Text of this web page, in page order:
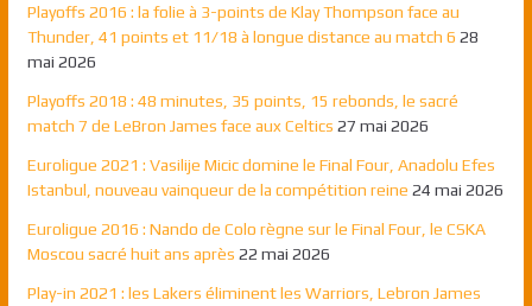
Playoffs 2016 : la folie à 3-points de Klay Thompson face au
Thunder, 41 points et 11/18 à longue distance au match 6 28
mai 2026
Playoffs 2018 : 48 minutes, 35 points, 15 rebonds, le sacré
match 7 de LeBron James face aux Celtics 27 mai 2026
Euroligue 2021 : Vasilije Micic domine le Final Four, Anadolu Efes
Istanbul, nouveau vainqueur de la compétition reine 24 mai 2026
Euroligue 2016 : Nando de Colo règne sur le Final Four, le CSKA
Moscou sacré huit ans après 22 mai 2026
Play-in 2021 : les Lakers éliminent les Warriors, Lebron James